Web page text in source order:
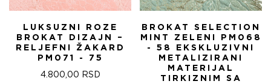
LUKSUZNI ROZE
BROKAT DIZAJN –
RELJEFNI ŽAKARD
PM071 - 75
4.800,00 RSD
BROKAT SELECTION
MINT ZELENI PM068
- 58 EKSKLUZIVNI
METALIZIRANI
MATERIJAL
TIRKIZNIM SA